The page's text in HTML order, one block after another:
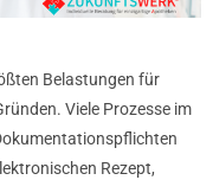
Belastungen für
Viele Prozesse im
Rezept,